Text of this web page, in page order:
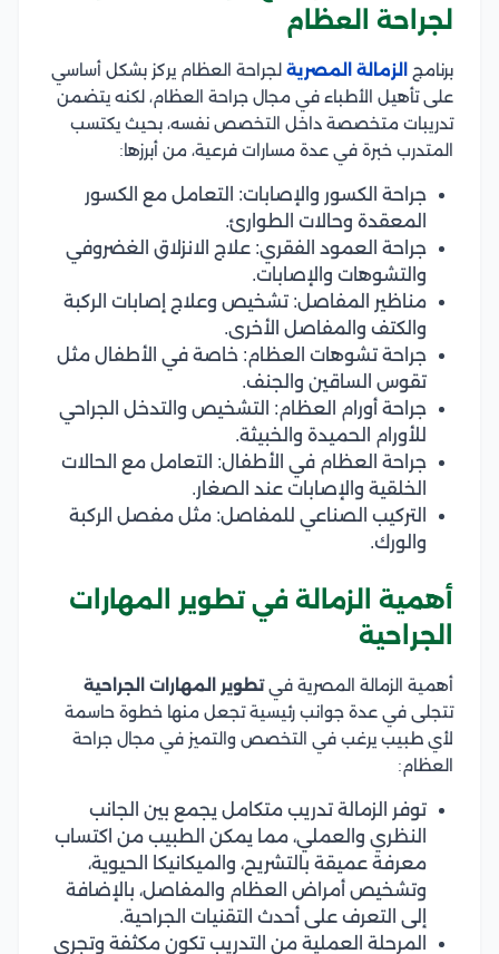
لجراحة العظام
برنامج الزمالة المصرية لجراحة العظام يركز بشكل أساسي
على تأهيل الأطباء في مجال جراحة العظام، لكنه يتضمن
تدريبات متخصصة داخل التخصص نفسه، بحيث يكتسب
المتدرب خبرة في عدة مسارات فرعية، من أبرزها:
جراحة الكسور والإصابات: التعامل مع الكسور
المعقدة وحالات الطوارئ.
جراحة العمود الفقري: علاج الانزلاق الغضروفي
والتشوهات والإصابات.
مناظير المفاصل: تشخيص وعلاج إصابات الركبة
والكتف والمفاصل الأخرى.
جراحة تشوهات العظام: خاصة في الأطفال مثل
تقوس الساقين والجنف.
جراحة أورام العظام: التشخيص والتدخل الجراحي
للأورام الحميدة والخبيثة.
جراحة العظام في الأطفال: التعامل مع الحالات
الخلقية والإصابات عند الصغار.
التركيب الصناعي للمفاصل: مثل مفصل الركبة
والورك.
أهمية الزمالة في تطوير المهارات
الجراحية
أهمية الزمالة المصرية فيتطوير المهارات الجراحية
تتجلى في عدة جوانب رئيسية تجعل منها خطوة حاسمة
لأي طبيب يرغب في التخصص والتميز في مجال جراحة
العظام:
توفر الزمالة تدريب متكامل يجمع بين الجانب
النظري والعملي، مما يمكن الطبيب من اكتساب
معرفة عميقة بالتشريح، والميكانيكا الحيوية،
وتشخيص أمراض العظام والمفاصل، بالإضافة
إلى التعرف على أحدث التقنيات الجراحية.
المرحلة العملية من التدريب تكون مكثفة وتجري